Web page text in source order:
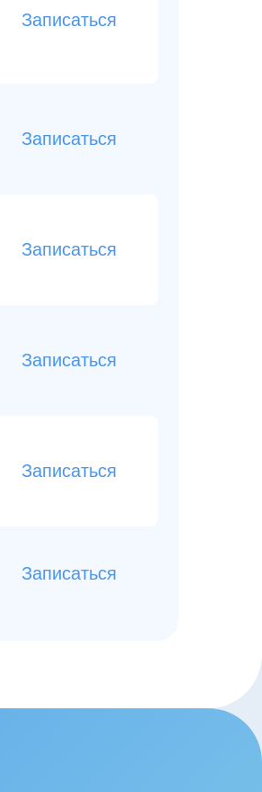
Записаться
Записаться
Записаться
Записаться
Записаться
Записаться